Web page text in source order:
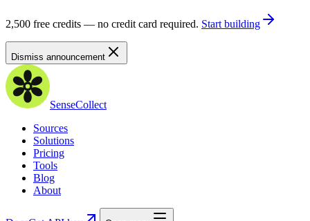
2,500 free credits — no credit card required. Start building
Dismiss announcement
SenseCollect
Sources
Solutions
Pricing
Tools
Blog
About